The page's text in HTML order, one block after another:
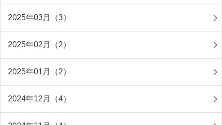
2025年03月（3）
2025年02月（2）
2025年01月（2）
2024年12月（4）